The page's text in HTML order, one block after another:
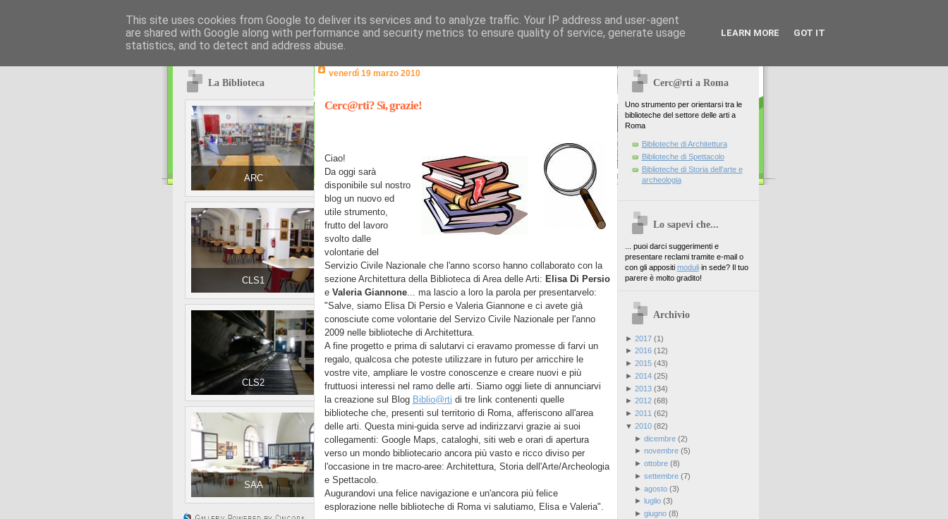
La Biblioteca
ARC
CLS1
CLS2
SAA
venerdì 19 marzo 2010
Cerc@rti? Sì, grazie!
Ciao!
Da oggi sarà
disponibile sul nostro
blog un nuovo ed
utile strumento,
frutto del lavoro
svolto dalle
volontarie del
Servizio Civile Nazionale che l'anno scorso hanno collaborato con la
sezione Architettura della Biblioteca di Area delle Arti: Elisa Di Persio
e Valeria Giannone... ma lascio a loro la parola per presentarvelo:
"Salve, siamo Elisa Di Persio e Valeria Giannone e ci avete già
conosciute come volontarie del Servizo Civile Nazionale per l'anno
2009 nelle biblioteche di Architettura.
A fine progetto e prima di salutarvi ci eravamo promesse di farvi un
regalo, qualcosa che poteste utilizzare in futuro per arricchire le
vostre vite, ampliare le vostre conoscenze e creare nuovi e più
fruttuosi interessi nel ramo delle arti. Siamo oggi liete di annunciarvi
la creazione sul Blog Biblio@rti di tre link contenenti quelle
biblioteche che, presenti sul territorio di Roma, afferiscono all'area
delle arti. Questa mini-guida serve ad indirizzarvi grazie ai suoi
collegamenti: Google Maps, cataloghi, siti web e orari di apertura
verso un mondo bibliotecario ancora più vasto e ricco diviso per
l'occasione in tre macro-aree: Architettura, Storia dell'Arte/Archeologia
e Spettacolo.
Augurandovi una felice navigazione e un'ancora più felice
esplorazione nelle biblioteche di Roma vi salutiamo, Elisa e Valeria".
Cerc@rti a Roma
Uno strumento per orientarsi tra le
biblioteche del settore delle arti a
Roma
Biblioteche di Architettura
Biblioteche di Spettacolo
Biblioteche di Storia dell'arte e
archeologia
Lo sapevi che...
... puoi darci suggerimenti e
presentare reclami tramite e-mail o
con gli appositi moduliin sede? Il tuo
parere è molto gradito!
Archivio
► 2017(1)
► 2016(12)
► 2015(43)
► 2014(25)
► 2013(34)
► 2012(68)
► 2011 (62)
▼ 2010(82)
► dicembre(2)
► novembre(5)
► ottobre(8)
► settembre(7)
► agosto(3)
► luglio(3)
► giugno(8)
This site uses cookies from Google to deliver its services and to analyze traffic. Your IP address and user-agent
are shared with Google along with performance and security metrics to ensure quality of service, generate usage
statistics, and to detect and address abuse.
LEARN MORE GOT IT